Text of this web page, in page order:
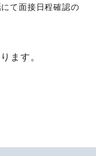
て面接日程確認の
ます。